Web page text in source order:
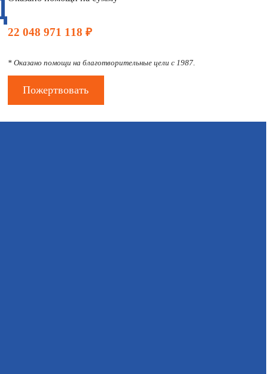
22 048 971 118 ₽
* Оказано помощи на благотворительные цели с 1987.
Пожертвовать